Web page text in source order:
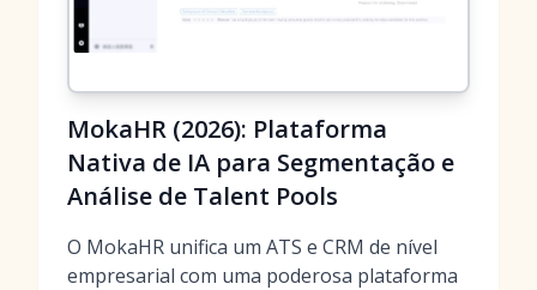
MokaHR (2026): Plataforma
Nativa de IA para Segmentação e
Análise de Talent Pools
O MokaHR unifica um ATS e CRM de nível
empresarial com uma poderosa plataforma